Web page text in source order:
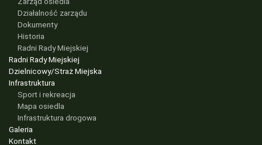
Działalność zarządu
Dokumenty
Historia
Radni Rady Miejskiej
Radni Rady Miejskiej
Dzielnicowy/Straż Miejska
Infrastruktura
Sport i rekreacja
Mapa osiedla
Infrastruktura drogowa
Galeria
Kontakt